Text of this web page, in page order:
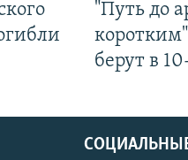
"Путь до
берут в